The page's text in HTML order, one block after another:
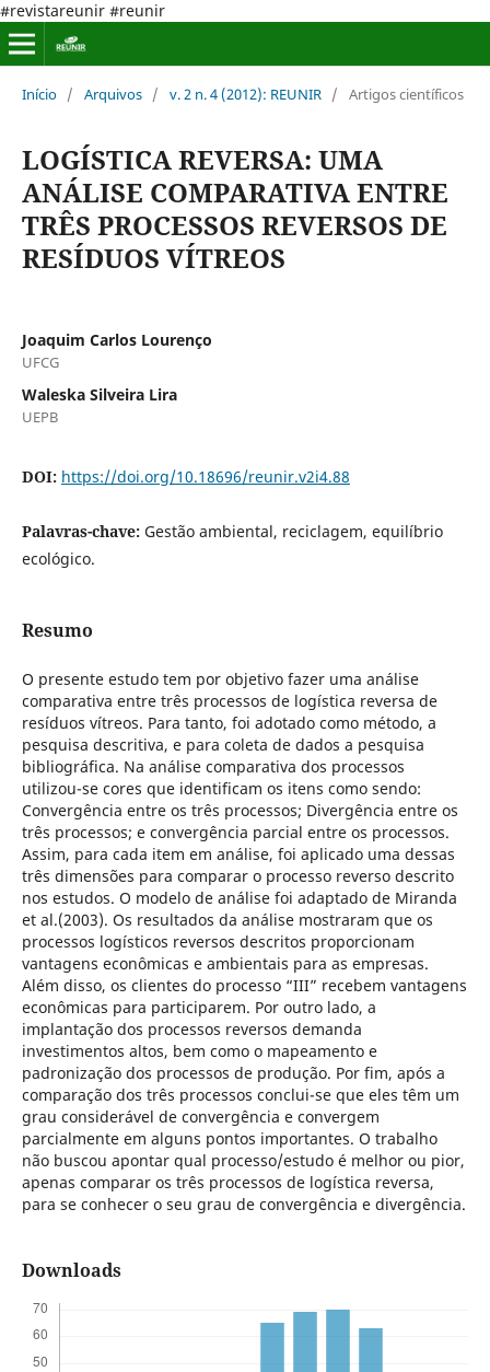
#revistareunir #reunir
Início / Arquivos / v. 2 n. 4 (2012): REUNIR / Artigos científicos
LOGÍSTICA REVERSA: UMA
ANÁLISE COMPARATIVA ENTRE
TRÊS PROCESSOS REVERSOS DE
RESÍDUOS VÍTREOS
Joaquim Carlos Lourenço
UFCG
Waleska Silveira Lira
UEPB
DOI: https://doi.org/10.18696/reunir.v2i4.88
Palavras-chave: Gestão ambiental, reciclagem, equilíbrio
ecológico.
Resumo
O presente estudo tem por objetivo fazer uma análise
comparativa entre três processos de logística reversa de
resíduos vítreos. Para tanto, foi adotado como método, a
pesquisa descritiva, e para coleta de dados a pesquisa
bibliográfica. Na análise comparativa dos processos
utilizou-se cores que identificam os itens como sendo:
Convergência entre os três processos; Divergência entre os
três processos; e convergência parcial entre os processos.
Assim, para cada item em análise, foi aplicado uma dessas
três dimensões para comparar o processo reverso descrito
nos estudos. O modelo de análise foi adaptado de Miranda
et al.(2003). Os resultados da análise mostraram que os
processos logísticos reversos descritos proporcionam
vantagens econômicas e ambientais para as empresas.
Além disso, os clientes do processo “III” recebem vantagens
econômicas para participarem. Por outro lado, a
implantação dos processos reversos demanda
investimentos altos, bem como o mapeamento e
padronização dos processos de produção. Por fim, após a
comparação dos três processos conclui-se que eles têm um
grau considerável de convergência e convergem
parcialmente em alguns pontos importantes. O trabalho
não buscou apontar qual processo/estudo é melhor ou pior,
apenas comparar os três processos de logística reversa,
para se conhecer o seu grau de convergência e divergência.
Downloads